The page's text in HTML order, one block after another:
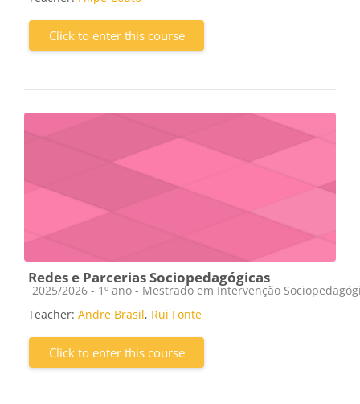
Click to enter this course
Redes e Parcerias Sociopedagógicas
Course category
2025/2026 - 1º ano - Mestrado em Intervenção
Teacher: Andre Brasil, Rui Fonte
Click to enter this course